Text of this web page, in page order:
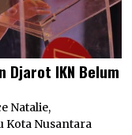
Djarot IKN Belum
Natalie,
Kota Nusantara